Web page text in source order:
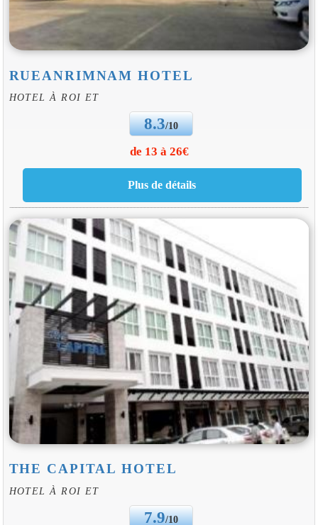
RUEANRIMNAM HOTEL
HOTEL À ROI ET
8.3/10
de 13 à 26€
THE CAPITAL HOTEL
HOTEL À ROI ET
7.9/10